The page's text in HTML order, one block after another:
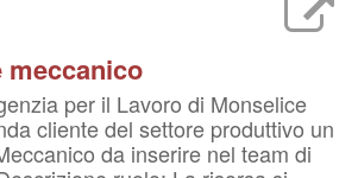
meccanico
per il Lavoro di Monselice
cliente del settore produttivo un
da inserire nel team di